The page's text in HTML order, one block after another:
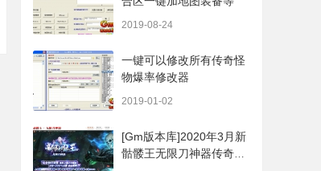
2019-08-24
一键可以修改所有传奇怪
物爆率修改器
2019-01-02
[Gm版本库]2020年3月新
骷髅王无限刀神器传奇版